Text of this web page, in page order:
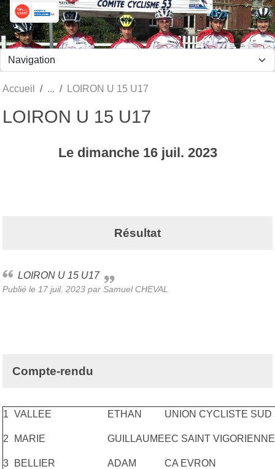
Accueil LOIRON U 15 U17
LOIRON U 15 U17
Le dimanche 16 juil. 2023
Résultat
LOIRON U 15 U17
Publié le 17 juil. 2023 par Samuel CHEVAL
Compte-rendu
1 VALLEE ETHAN UNION CYCLISTE SUD
2 MARIE GUILLAUMEEC SAINT VIGORIENNE
3 BELLIER ADAM CA EVRON
Panneau de gestion des cookies